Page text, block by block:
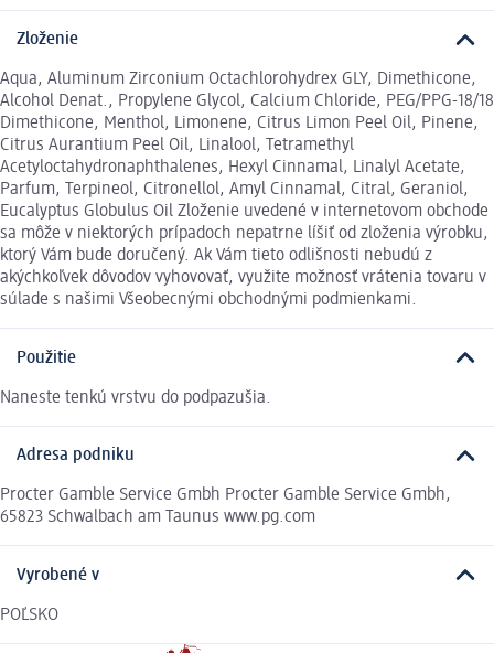
Zloženie
Aqua, Aluminum Zirconium Octachlorohydrex GLY, Dimethicone,
Alcohol Denat., Propylene Glycol, Calcium Chloride, PEG/PPG-18/18
Dimethicone, Menthol, Limonene, Citrus Limon Peel Oil, Pinene,
Citrus Aurantium Peel Oil, Linalool, Tetramethyl
Acetyloctahydronaphthalenes, Hexyl Cinnamal, Linalyl Acetate,
Parfum, Terpineol, Citronellol, Amyl Cinnamal, Citral, Geraniol,
Eucalyptus Globulus Oil Zloženie uvedené v internetovom obchode
sa môže v niektorých prípadoch nepatrne líšiť od zloženia výrobku,
ktorý Vám bude doručený. Ak Vám tieto odlišnosti nebudú z
akýchkoľvek dôvodov vyhovovať, využite možnosť vrátenia tovaru v
súlade s našimi Všeobecnými obchodnými podmienkami.
Použitie
Naneste tenkú vrstvu do podpazušia.
Adresa podniku
Procter Gamble Service Gmbh Procter Gamble Service Gmbh,
65823 Schwalbach am Taunus www.pg.com
Vyrobené v
POĽSKO